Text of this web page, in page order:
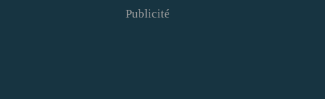
Publicité